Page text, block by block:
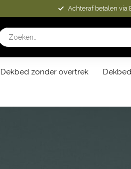
Achteraf betalen via
Dekbed zonder overtrek